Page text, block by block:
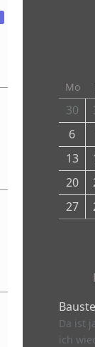
Mo
30
6
13
20
27
Da ist
ich